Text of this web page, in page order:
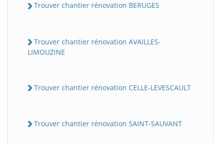
Trouver chantier rénovation BERUGES
Trouver chantier rénovation AVAILLES-
LIMOUZINE
Trouver chantier rénovation CELLE-LEVESCAULT
Trouver chantier rénovation SAINT-SAUVANT